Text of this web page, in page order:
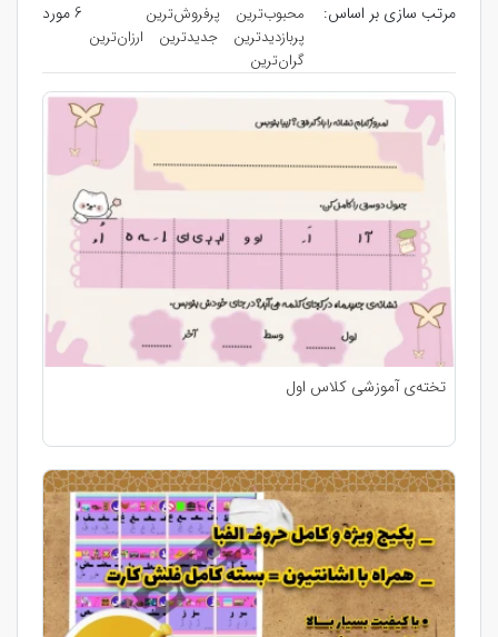
مرتب سازی بر اساس: محبوب‌ترین
پرفروش‌ترین
پربازدیدترین
جدیدترین
ارزان‌ترین
گران‌ترین
6 مورد
تخته‌ی آموزشی کلاس اول